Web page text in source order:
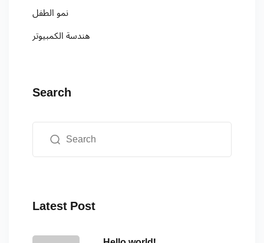
نمو الطفل
هندسة الكمبيوتر
Search
Latest Post